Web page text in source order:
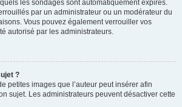
les sondages sont automatiquement expirés.
par un administrateur ou un modérateur du
Vous pouvez également verrouiller vos
autorisé par les administrateurs.
?
petites images que l’auteur peut insérer afin
sujet. Les administrateurs peuvent désactiver cette